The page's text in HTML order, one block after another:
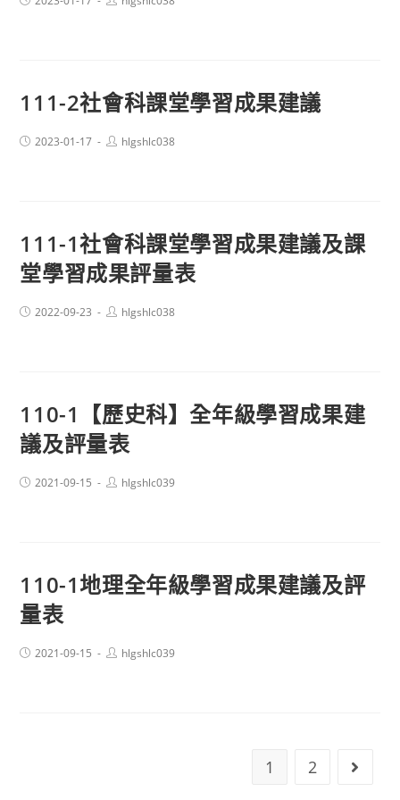
111-2社會科課堂學習成果建議
Post2023-01-17
Posthlgshlc038
111-1社會科課堂學習成果建議及課
堂學習成果評量表
Post2022-09-23
Posthlgshlc038
110-1【歷史科】全年級學習成果建
議及評量表
Post2021-09-15
Posthlgshlc039
110-1地理全年級學習成果建議及評
量表
Post2021-09-15
Posthlgshlc039
1 2 Go to